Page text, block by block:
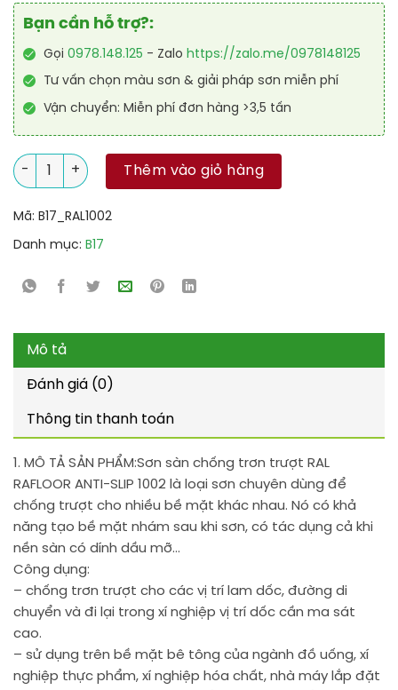
Bạn cần hỗ trợ?:
Gọi 0978.148.125 - Zalo https://zalo.me/0978148125
Tư vấn chọn màu sơn & giải pháp sơn miễn phí
Vận chuyển: Miễn phí đơn hàng >3,5 tấn
Sơn sàn chống trơn trượt RAL RAFLOOR ANTI-SLIP 1002 số
Thêm vào giỏ hàng
Mã: B17_RAL1002
Danh mục: B17
Mô tả
Đánh giá (0)
Thông tin thanh toán
1. MÔ TẢ SẢN PHẨM:Sơn sàn chống trơn trượt RAL
RAFLOOR ANTI-SLIP 1002 là loại sơn chuyên dùng để
chống trượt cho nhiều bề mặt khác nhau. Nó có khả
năng tạo bề mặt nhám sau khi sơn, có tác dụng cả khi
nền sàn có dính dầu mỡ…
Công dụng:
– chống trơn trượt cho các vị trí lam dốc, đường di
chuyển và đi lại trong xí nghiệp vị trí dốc cần ma sát
cao.
– sử dụng trên bề mặt bê tông của ngành đồ uống, xí
nghiệp thực phẩm, xí nghiệp hóa chất, nhà máy lắp đặt